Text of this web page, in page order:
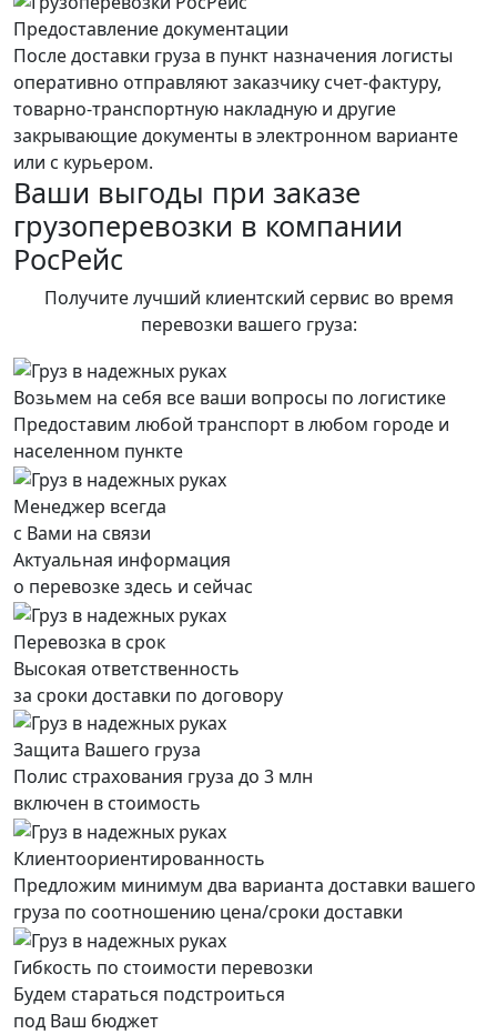
Предоставление документации
После доставки груза в пункт назначения логисты
оперативно отправляют заказчику счет-фактуру,
товарно-транспортную накладную и другие
закрывающие документы в электронном варианте
или с курьером.
Ваши выгоды при заказе
грузоперевозки в компании
РосРейс
Получите лучший клиентский сервис во время
перевозки вашего груза:
Возьмем на себя все ваши вопросы по логистике
Предоставим любой транспорт в любом городе и
населенном пункте
Менеджер всегда
с Вами на связи
Актуальная информация
о перевозке здесь и сейчас
Перевозка в срок
Высокая ответственность
за сроки доставки по договору
Защита Вашего груза
Полис страхования груза до 3 млн
включен в стоимость
Клиентоориентированность
Предложим минимум два варианта доставки вашего
груза по соотношению цена/сроки доставки
Гибкость по стоимости перевозки
Будем стараться подстроиться
под Ваш бюджет